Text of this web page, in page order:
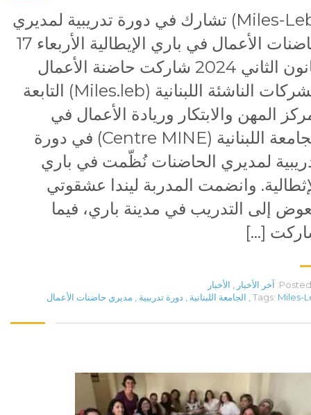
(Miles-Leb) تشارك في دورة تدريبية لمديري
حاضنات الأعمال في باري الإيطالية الأربعاء 17
كانون الثاني 2024 شاركت حاضنة الأعمال
للشركات الناشئة اللبنانية (Miles.leb) التابعة
المهن والابتكار وريادة الأعمال في
الجامعة اللبنانية (Centre MINE) في دورة
لمديري الحاضنات نُظّمت في باري
وانضمت المدربة ليندا عشقوتي
إلى التدريب في مدينة باري، فيما
[…]
Posted آخر الأخبار
الأخبار
Tags: Miles- الجامعة اللبنانية دورة تدريبية مديري حاضنات الأعمال